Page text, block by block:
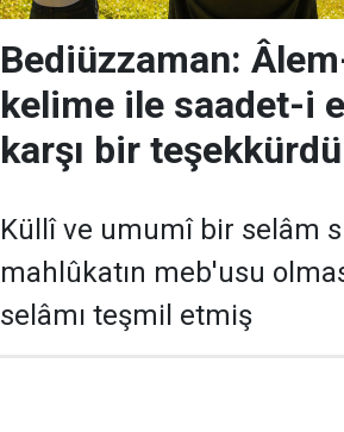
Bediüzzaman:
kelime ile saadet-i
karşı bir
Küllî ve umumî bir selâm
mahlûkatın meb'usu
selâmı teşmil etmiş